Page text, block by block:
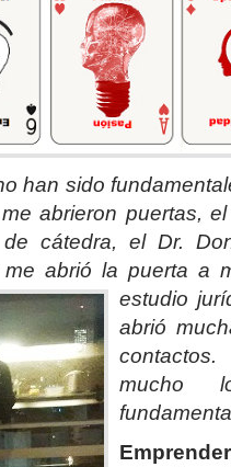
han sido
abrieron puertas,
de cátedra, el Dr.
abrió la puerta a
estudio jurí
abrió
mucho
Emprender